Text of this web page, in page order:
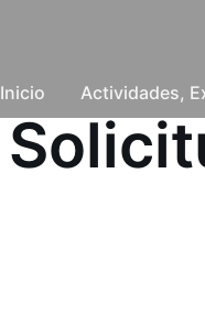
Inicio Actividades,